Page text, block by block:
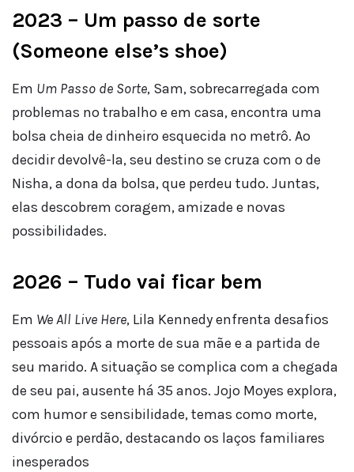
2023 – Um passo de sorte
(Someone else’s shoe)
Em Um Passo de Sorte, Sam, sobrecarregada com
problemas no trabalho e em casa, encontra uma
bolsa cheia de dinheiro esquecida no metrô. Ao
decidir devolvê-la, seu destino se cruza com o de
Nisha, a dona da bolsa, que perdeu tudo. Juntas,
elas descobrem coragem, amizade e novas
possibilidades.
2026 – Tudo vai ficar bem
Em We All Live Here, Lila Kennedy enfrenta desafios
pessoais após a morte de sua mãe e a partida de
seu marido. A situação se complica com a chegada
de seu pai, ausente há 35 anos. Jojo Moyes explora,
com humor e sensibilidade, temas como morte,
divórcio e perdão, destacando os laços familiares
inesperados